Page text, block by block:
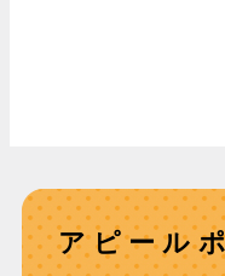
アピール